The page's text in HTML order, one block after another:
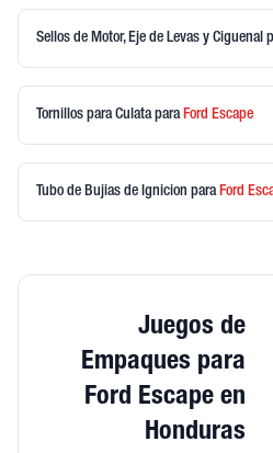
Sellos de Motor, Eje de Levas y Ciguenal
Tornillos para Culatapara Ford Escape
Tubo de Bujias de Ignicion para Ford
Juegos de
Empaques para
Ford Escape en
Honduras